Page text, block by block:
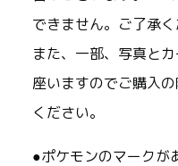
できません。ご了承く
また、一部、写真と
座いますのでご購入
ください。
●ポケモンのマークが